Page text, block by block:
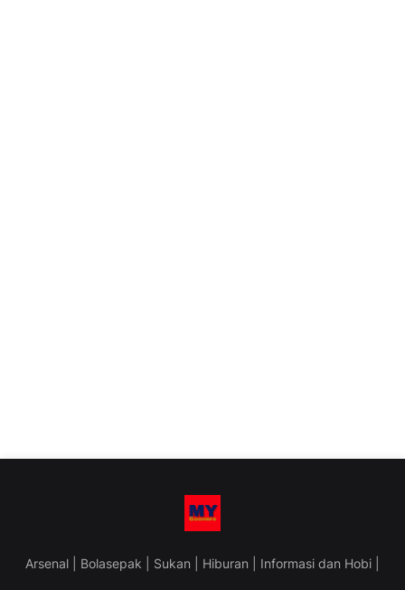
Arsenal | Bolasepak | Sukan | Hiburan | Informasi dan Hobi |